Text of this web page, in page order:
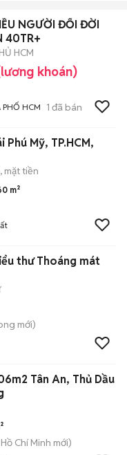
NGƯỜI ĐỔI ĐỜI
40TR+
HCM
khoán)
HCM 1 đã bán
Phú Mỹ, TP.HCM,
mặt tiền
m²
thư Thoáng mát
mới)
Tân An, Thủ Dầu
Chí Minh mới)